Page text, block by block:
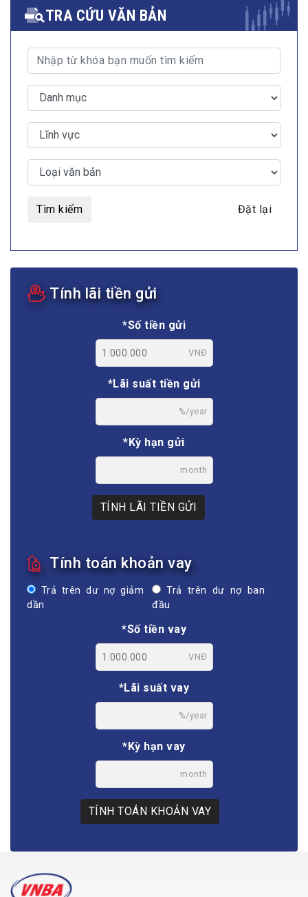
TRA CỨU VĂN BẢN
Tìm kiếm Đặt lại
Tính lãi tiền gửi
*Số tiền gửi
VNĐ
*Lãi suất tiền gửi
%/year
*Kỳ hạn gửi
month
TÍNH LÃI TIỀN GỬI
Tính toán khoản vay
Trả trên dư nợ giảm
dần
Trả trên dư nợ ban
đầu
*Số tiền vay
VNĐ
*Lãi suất vay
%/year
*Kỳ hạn vay
month
TÍNH TOÁN KHOẢN VAY